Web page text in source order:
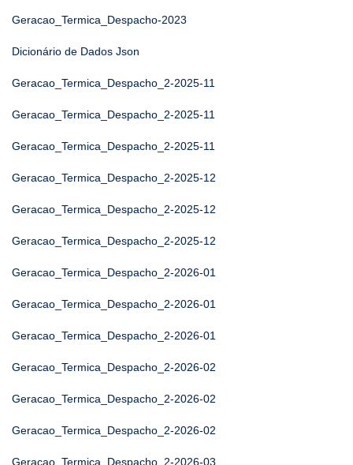
Geracao_Termica_Despacho-2023
Dicionário de Dados Json
Geracao_Termica_Despacho_2-2025-11
Geracao_Termica_Despacho_2-2025-11
Geracao_Termica_Despacho_2-2025-11
Geracao_Termica_Despacho_2-2025-12
Geracao_Termica_Despacho_2-2025-12
Geracao_Termica_Despacho_2-2025-12
Geracao_Termica_Despacho_2-2026-01
Geracao_Termica_Despacho_2-2026-01
Geracao_Termica_Despacho_2-2026-01
Geracao_Termica_Despacho_2-2026-02
Geracao_Termica_Despacho_2-2026-02
Geracao_Termica_Despacho_2-2026-02
Geracao_Termica_Despacho_2-2026-03